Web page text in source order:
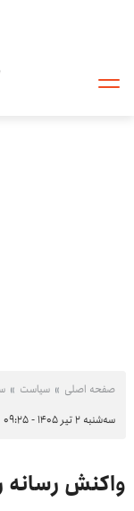
صفحه اصلی سیاست
سه‌شنبه ۲ تیر ۱۴۰۵ - ۰۹:۲۵
واکنش رسانه